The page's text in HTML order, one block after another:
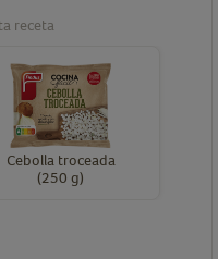
receta
Cebolla troceada
(250 g)